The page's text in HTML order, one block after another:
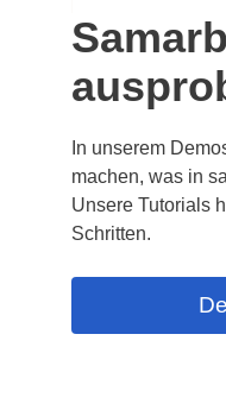
In unserem
machen, was in
Unsere Tutorials
Schritten.